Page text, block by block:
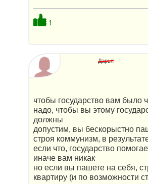
1
Дарья
чтобы государство вам было
надо, чтобы вы этому
должны
допустим, вы бескорыстно
строя коммунизм, в
если что, государство
иначе вам никак
но если вы пашете на себя,
квартиру (и по возможности